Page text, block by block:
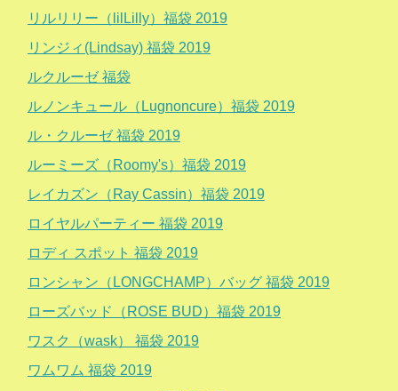
リルリリー（lilLilly）福袋 2019
リンジィ(Lindsay) 福袋 2019
ルクルーゼ 福袋
ルノンキュール（Lugnoncure）福袋 2019
ル・クルーゼ 福袋 2019
ルーミーズ（Roomy's）福袋 2019
レイカズン（Ray Cassin）福袋 2019
ロイヤルパーティー 福袋 2019
ロディ スポット 福袋 2019
ロンシャン（LONGCHAMP）バッグ 福袋 2019
ローズバッド（ROSE BUD）福袋 2019
ワスク（wask） 福袋 2019
ワムワム 福袋 2019